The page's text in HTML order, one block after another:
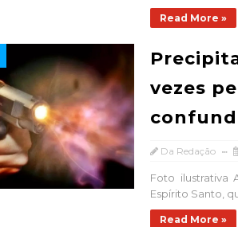
Read More »
vezes
Da Redação
Foto ilustrativa
Espírito Santo,
Read More »